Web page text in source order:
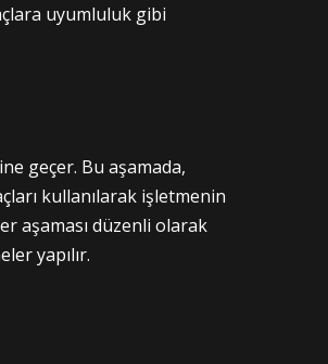
uyumluluk gibi
geçer. Bu aşamada,
kullanılarak işletmenin
aşaması düzenli olarak
yapılır.